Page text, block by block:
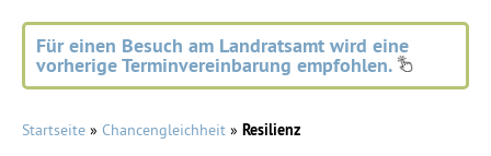
Für einen Besuch am Landratsamt wird eine
vorherige Terminvereinbarung empfohlen.
Startseite » Chancengleichheit » Resilienz